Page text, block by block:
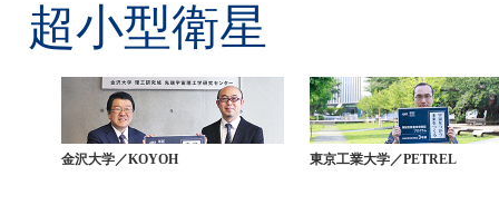
超小型衛星
金沢大学／KOYOH 東京工業大学／PETREL